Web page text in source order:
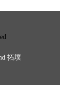
拓墣